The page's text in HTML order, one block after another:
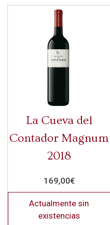
La Cueva del
Contador Magnum
2018
169,00€
Actualmente sin
existencias